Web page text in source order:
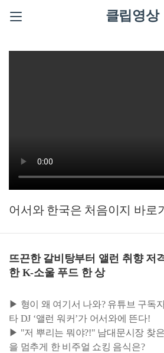
클립영상
어서와 한국은 처음이지
뜨끈한 갈비탕부터 앨런 취향 저
한 K-소울 푸드 한 상
▶ 형이 왜 여기서 나와? 유튜브 구독
타 DJ ‘앨런 워커’가 어서와에 뜬다!
▶ "저 뿌리는 뭐야?!" 남대문시장 찾
을 멈추게 한 비주얼 쇼킹 음식은?